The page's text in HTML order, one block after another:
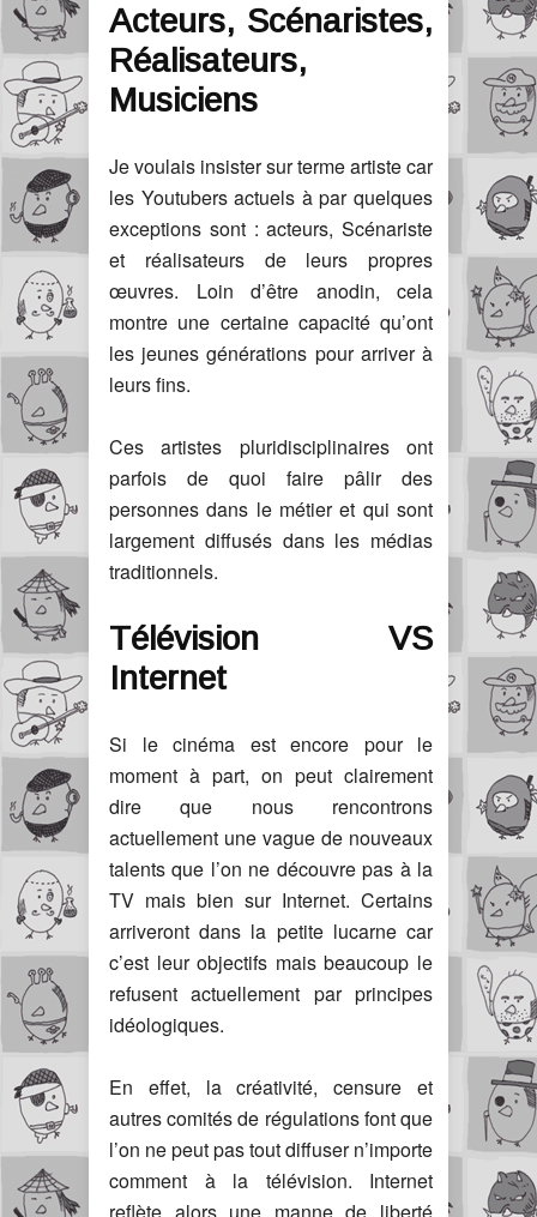
Acteurs, Scénaristes,
Réalisateurs,
Musiciens
Je voulais insister sur terme artiste car
les Youtubers actuels à par quelques
exceptions sont : acteurs, Scénariste
et réalisateurs de leurs propres
œuvres. Loin d’être anodin, cela
montre une certaine capacité qu’ont
les jeunes générations pour arriver à
leurs fins.
Ces artistes pluridisciplinaires ont
parfois de quoi faire pâlir des
personnes dans le métier et qui sont
largement diffusés dans les médias
traditionnels.
Télévision VS
Internet
Si le cinéma est encore pour le
moment à part, on peut clairement
dire que nous rencontrons
actuellement une vague de nouveaux
talents que l’on ne découvre pas à la
TV mais bien sur Internet. Certains
arriveront dans la petite lucarne car
c’est leur objectifs mais beaucoup le
refusent actuellement par principes
idéologiques.
En effet, la créativité, censure et
autres comités de régulations font que
l’on ne peut pas tout diffuser n’importe
comment à la télévision. Internet
reflète alors une manne de liberté